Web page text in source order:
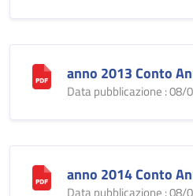
anno 2013 Conto
Data pubblicazione : 08/
anno 2014 Conto